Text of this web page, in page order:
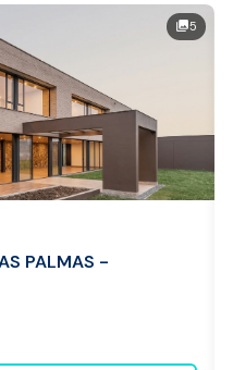
de Dorotea:
AHORA
photo_library5
PALMAS -